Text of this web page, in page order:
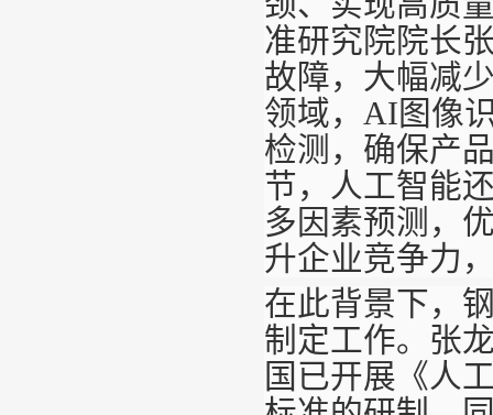
准研究院院长
故障，大幅减
领域，AI图像
检测，确保产
节，人工智能
多因素预测，
升企业竞争力
在此背景下，
制定工作。张
国已开展《人